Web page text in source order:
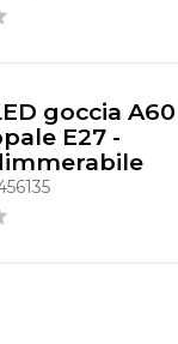
goccia A60
E27 -